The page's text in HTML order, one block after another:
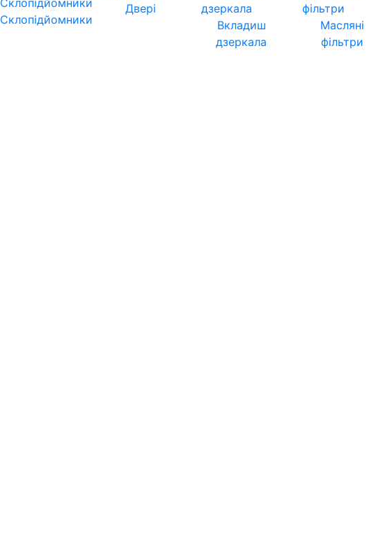
Склопідйомники
Двері
Вкладиш
дзеркала
Масляні
фільтри